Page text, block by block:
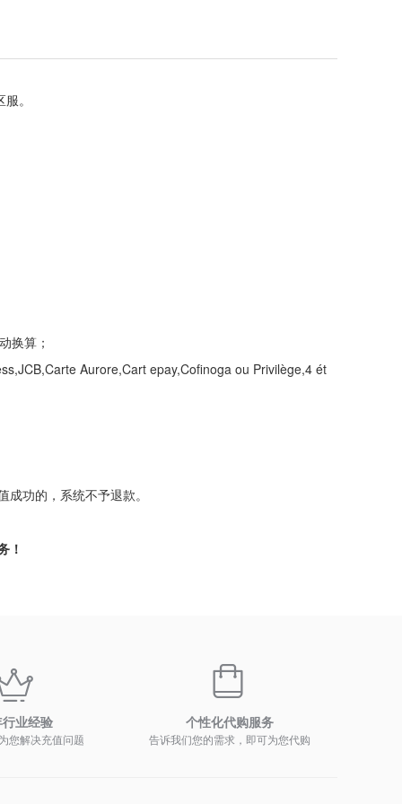
。
换算；
Aurore,Cart epay,Cofinoga ou Privilège,4 ét
功的，系统不予退款。
！
业经验
您解决充值问题
个性化代购服务
告诉我们您的需求，即可为您代购